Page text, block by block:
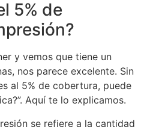
5% de
y vemos que tiene un
nos parece excelente. Sin
al 5% de cobertura, puede
Aquí te lo explicamos.
se refiere a la cantidad